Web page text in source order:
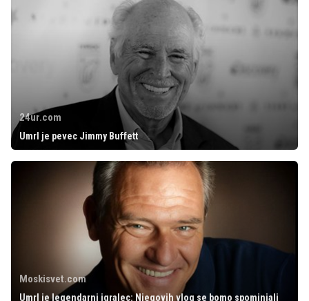
24ur.com
Umrl je pevec Jimmy Buffett
Moskisvet.com
Umrl je legendarni igralec: Njegovih vlog se bomo spominjali